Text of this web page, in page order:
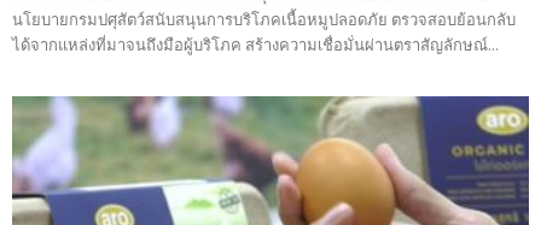
นโยบายกรมปศุสัตว์สนับสนุนการบริโภคเนื้อหมูปลอดภัย ตรวจสอบย้อนกลับ
ได้จากแหล่งที่มาจนถึงมือผู้บริโภค สร้างความเชื่อมั่นผ่านตราสัญลักษณ์...